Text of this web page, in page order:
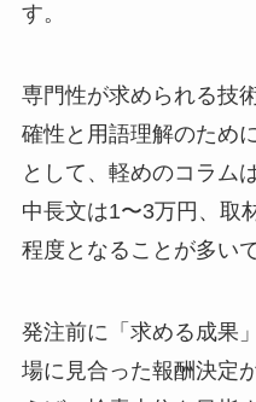
す。
専門性が求められる技
確性と用語理解のため
として、軽めのコラム
中長文は1〜3万円、取
程度となることが多いで
発注前に「求める成果
場に見合った報酬決定